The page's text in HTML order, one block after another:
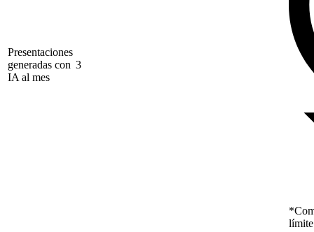
Presentaciones
generadas con
IA al mes
3